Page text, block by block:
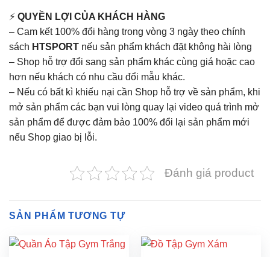
⚡ QUYỀN LỢI CỦA KHÁCH HÀNG
– Cam kết 100% đổi hàng trong vòng 3 ngày theo chính
sách HTSPORT nếu sản phẩm khách đặt không hài lòng
– Shop hỗ trợ đổi sang sản phẩm khác cùng giá hoặc cao
hơn nếu khách có nhu cầu đổi mẫu khác.
– Nếu có bất kì khiếu nại cần Shop hỗ trợ về sản phẩm, khi
mở sản phẩm các bạn vui lòng quay lại video quá trình mở
sản phẩm để được đảm bảo 100% đổi lại sản phẩm mới
nếu Shop giao bị lỗi.
Đánh giá product
SẢN PHẨM TƯƠNG TỰ